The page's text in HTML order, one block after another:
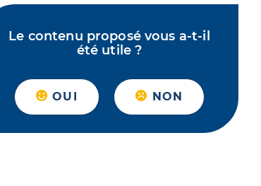
Le contenu proposé vous a-t-il
été utile ?
OUI NON